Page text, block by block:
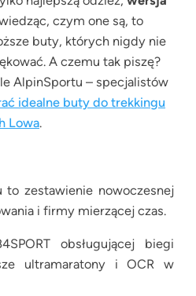
czym one są, to
buty, których nigdy nie
A czemu tak piszę?
AlpinSportu – specjalistów
idealne buty do trekkingu
Lowa.
to zestawienie nowoczesnej
i firmy mierzącej czas.
obsługującej biegi
ultramaratony i OCR w